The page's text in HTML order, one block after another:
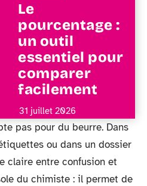
Le
pourcentage :
un outil
essentiel pour
comparer
facilement
31 juillet 2026
pas pour du beurre. Dans
ou dans un dossier
claire entre confusion et
du chimiste : il permet de